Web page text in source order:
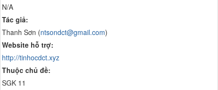
N/A
Tác giả:
Thanh Sơn (ntsondct@gmail.com)
Website hỗ trợ:
http://tinhocdct.xyz
Thuộc chủ đề:
SGK 11